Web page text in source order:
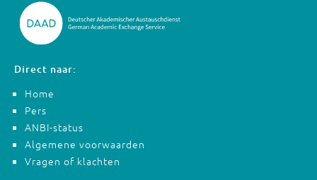
Direct naar:
Home
Pers
ANBI-status
Algemene voorwaarden
Vragen of klachten